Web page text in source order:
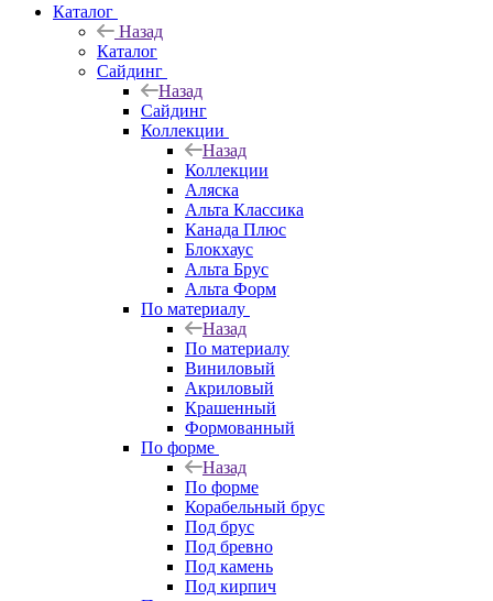
Каталог
Назад
Каталог
Сайдинг
Назад
Сайдинг
Коллекции
Назад
Коллекции
Аляска
Альта Классика
Канада Плюс
Блокхаус
Альта Брус
Альта Форм
По материалу
Назад
По материалу
Виниловый
Акриловый
Крашенный
Формованный
По форме
Назад
По форме
Корабельный брус
Под брус
Под бревно
Под камень
Под кирпич